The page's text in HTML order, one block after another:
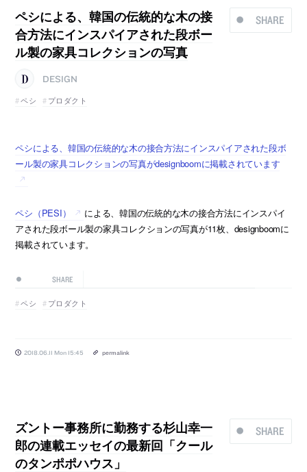
SHARE
ペシによる、韓国の伝統的な木の接
合方法にインスパイアされた段ボー
ル製の家具コレクションの写真
DESIGN
ペシ
プロダクト
ペシによる、韓国の伝統的な木の接合方法にインスパイアされた段ボ
ール製の家具コレクションの写真がdesignboomに掲載されています
ペシ（PESI）
による、韓国の伝統的な木の接合方法にインスパイ
アされた段ボール製の家具コレクションの写真が11枚、designboomに
掲載されています。
SHARE
ペシ プロダクト
2018.06.11 Mon 15:45 permalink
SHARE
ズントー事務所に勤務する杉山幸一
郎の連載エッセイの最新回「クール
のタンポポハウス」